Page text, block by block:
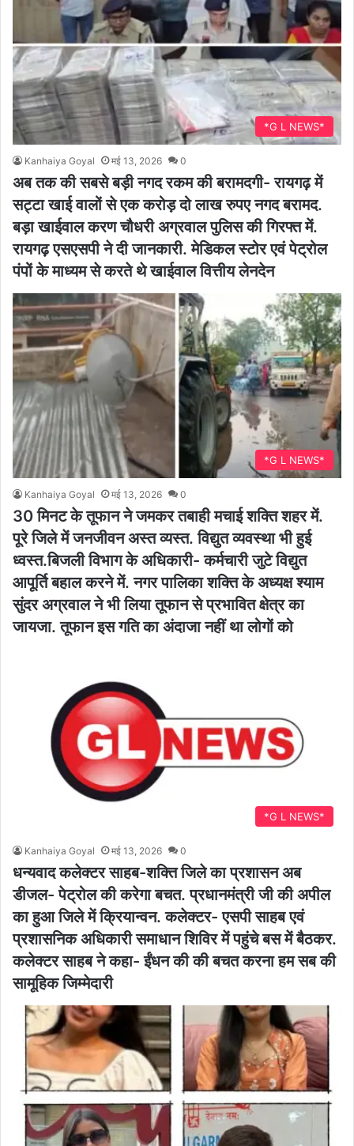
*G L NEWS*
Kanhaiya Goyal मई 13, 2026 0
अब तक की सबसे बड़ी नगद रकम की बरामदगी- रायगढ़ में
सट्टा खाई वालों से एक करोड़ दो लाख रुपए नगद बरामद.
बड़ा खाईवाल करण चौधरी अग्रवाल पुलिस की गिरफ्त में.
रायगढ़ एसएसपी ने दी जानकारी. मेडिकल स्टोर एवं पेट्रोल
पंपों के माध्यम से करते थे खाईवाल वित्तीय लेनदेन
*G L NEWS*
Kanhaiya Goyal मई 13, 2026 0
30 मिनट के तूफान ने जमकर तबाही मचाई शक्ति शहर में.
पूरे जिले में जनजीवन अस्त व्यस्त. विद्युत व्यवस्था भी हुई
ध्वस्त.बिजली विभाग के अधिकारी- कर्मचारी जुटे विद्युत
आपूर्ति बहाल करने में. नगर पालिका शक्ति के अध्यक्ष श्याम
सुंदर अग्रवाल ने भी लिया तूफान से प्रभावित क्षेत्र का
जायजा. तूफान इस गति का अंदाजा नहीं था लोगों को
*G L NEWS*
Kanhaiya Goyal मई 13, 2026 0
धन्यवाद कलेक्टर साहब-शक्ति जिले का प्रशासन अब
डीजल- पेट्रोल की करेगा बचत. प्रधानमंत्री जी की अपील
का हुआ जिले में क्रियान्वन. कलेक्टर- एसपी साहब एवं
प्रशासनिक अधिकारी समाधान शिविर में पहुंचे बस में बैठकर.
कलेक्टर साहब ने कहा- ईंधन की की बचत करना हम सब की
सामूहिक जिम्मेदारी